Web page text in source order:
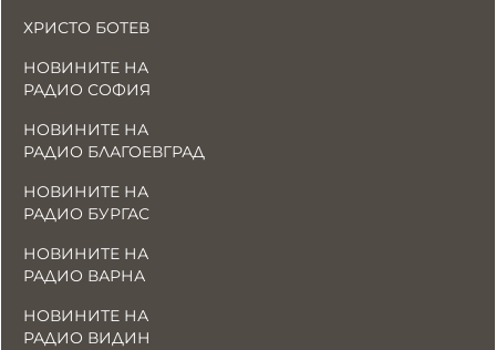
ХРИСТО БОТЕВ
НОВИНИТЕ НА
РАДИО СОФИЯ
НОВИНИТЕ НА
РАДИО БЛАГОЕВГРАД
НОВИНИТЕ НА
РАДИО БУРГАС
НОВИНИТЕ НА
РАДИО ВАРНА
НОВИНИТЕ НА
РАДИО ВИДИН